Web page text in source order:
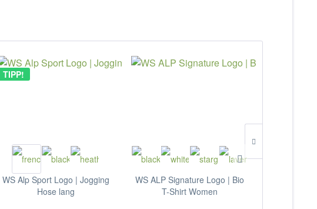
TIPP!
WS Alp Sport Logo | Jogging
Hose lang
WS ALP Signature Logo | Bio
T-Shirt Women